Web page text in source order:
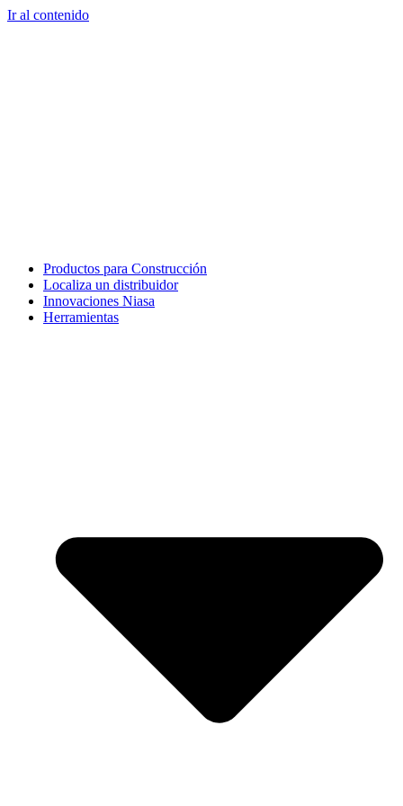
Ir al contenido
Productos para Construcción
Localiza un distribuidor
Innovaciones Niasa
Herramientas